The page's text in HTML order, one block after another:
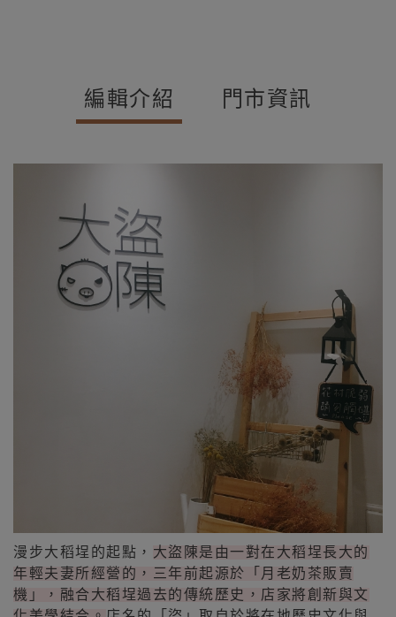
編輯介紹 門市資訊
漫步大稻埕的起點， 大盜陳是由一對在大稻埕長大的
年輕夫妻所經營的，三年前起源於「月老奶茶販賣
機」，融合大稻埕過去的傳統歷史，店家將創新與文